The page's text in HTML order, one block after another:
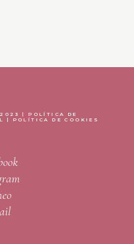
2023 | POLÍTICA DE
| POLÍTICA DE COOKIES